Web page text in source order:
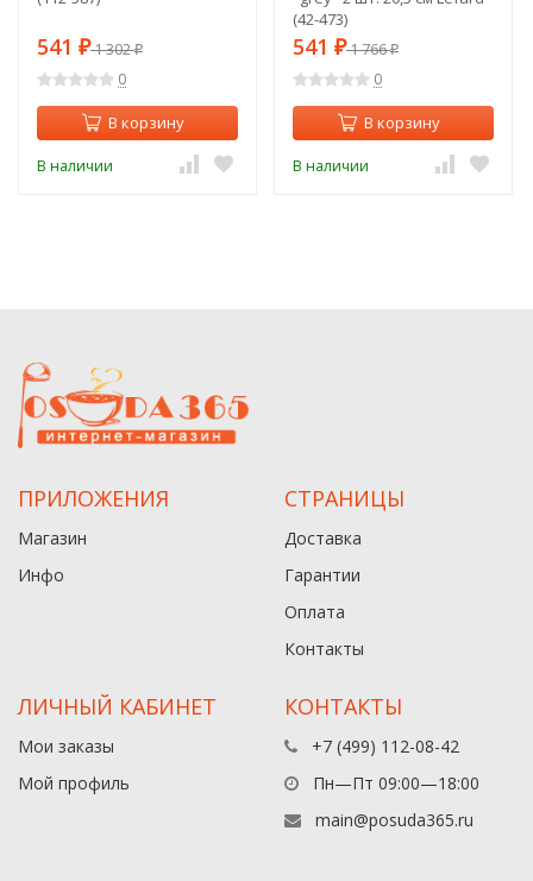
541 ₽1 302₽
0
В корзину
В наличии
(42-473)
541 ₽1 766₽
0
В корзину
В наличии
ПРИЛОЖЕНИЯ
Магазин
Инфо
СТРАНИЦЫ
Доставка
Гарантии
Оплата
Контакты
ЛИЧНЫЙ КАБИНЕТ
Мои заказы
Мой профиль
КОНТАКТЫ
+7 (499) 112-08-42
Пн—Пт 09:00—18:00
main@posuda365.ru